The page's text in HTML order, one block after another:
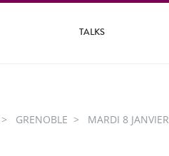
TALKS
GRENOBLE MARDI 8 JANVIER